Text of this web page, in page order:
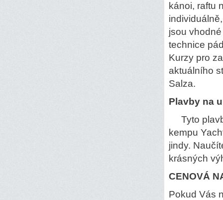
kánoi, raftu
jsou
technice
Kurzy pro
aktuálního
Salza.
Plavby na
Tyto
kempu
jindy.
krásných
CENOVÁ
Pokud Vás